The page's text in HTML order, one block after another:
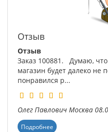
Отзыв
Отзыв
Заказ 100881. Думаю,
магазин будет далеко не
понравился р...
Олег Павлович Москва
Подробнее